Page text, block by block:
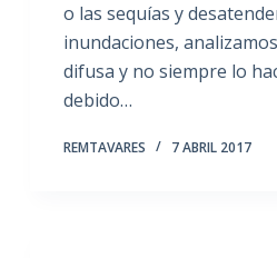
o las sequías y
inundaciones,
difusa y no siempre lo
debido…
REMTAVARES 7 ABRIL 2017